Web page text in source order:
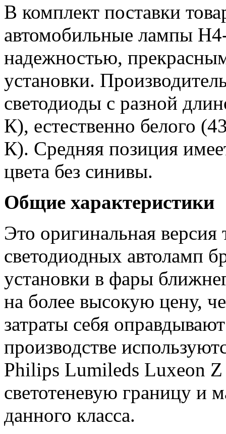
В комплект поставки
автомобильные лампы
надежностью,
установки.
светодиоды с разной
К), естественно белого
К). Средняя позиция
цвета без синивы.
Общие характеристики
Это оригинальная версия
светодиодных автоламп
установки в фары
на более высокую цену,
затраты себя
производстве
Philips Lumileds Luxeon
светотеневую границу и
данного класса.